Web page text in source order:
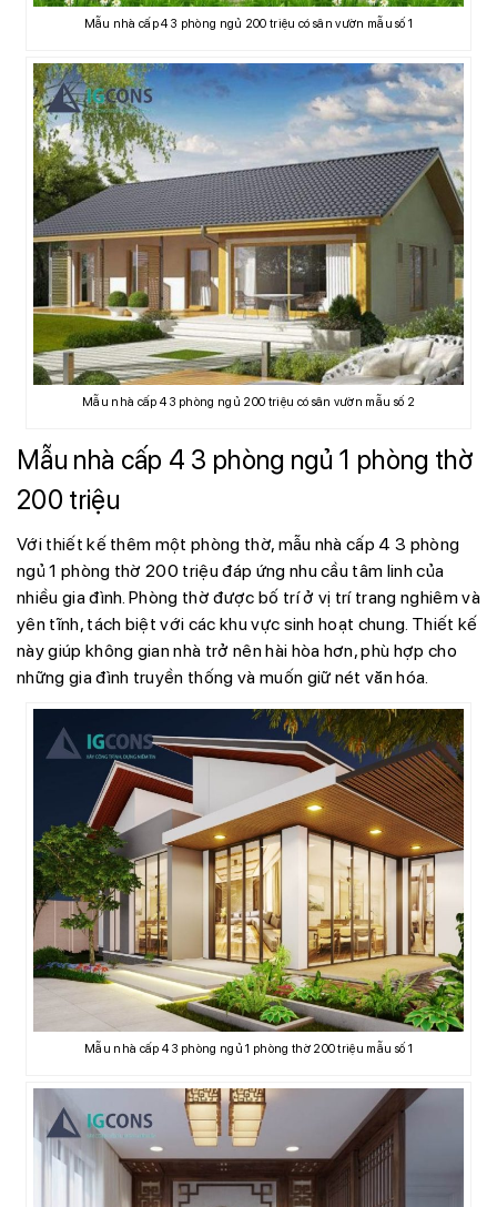
Mẫu nhà cấp 4 3 phòng ngủ 200 triệu có sân vườn mẫu số 1
Mẫu nhà cấp 4 3 phòng ngủ 200 triệu có sân vườn mẫu số 2
Mẫu nhà cấp 4 3 phòng ngủ 1 phòng thờ
200 triệu
Với thiết kế thêm một phòng thờ, mẫu nhà cấp 4 3 phòng
ngủ 1 phòng thờ 200 triệu đáp ứng nhu cầu tâm linh của
nhiều gia đình. Phòng thờ được bố trí ở vị trí trang nghiêm và
yên tĩnh, tách biệt với các khu vực sinh hoạt chung. Thiết kế
này giúp không gian nhà trở nên hài hòa hơn, phù hợp cho
những gia đình truyền thống và muốn giữ nét văn hóa.
Mẫu nhà cấp 4 3 phòng ngủ 1 phòng thờ 200 triệu mẫu số 1